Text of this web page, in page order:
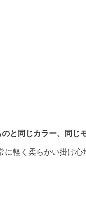
と同じカラー、同じ
軽く柔らかい掛け心